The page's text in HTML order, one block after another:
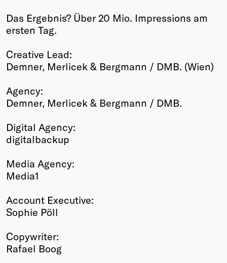
Das Ergebnis? Über 20 Mio. Impressions am
ersten Tag.
Creative Lead:
Demner, Merlicek & Bergmann / DMB. (Wien)
Agency:
Demner, Merlicek & Bergmann / DMB.
Digital Agency:
digitalbackup
Media Agency:
Media1
Account Executive:
Sophie Pöll
Copywriter:
Rafael Boog